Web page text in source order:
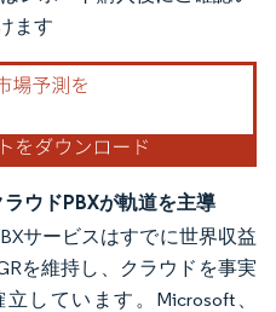
ます
ウドPBXが軌道を主導
サービスはすでに世界収益
を維持し、クラウドを事実
しています。Microsoft、